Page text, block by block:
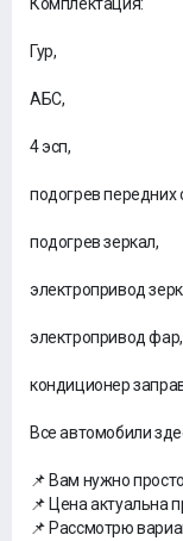
Гур,
АБС,
4 эсп,
подогрев передних
подогрев зеркал,
электропривод
электропривод фар,
кондиционер
Все автомобили
📌 Вaм нужнo
📌 Цeна aктуальна
📌 Pассмoтрю